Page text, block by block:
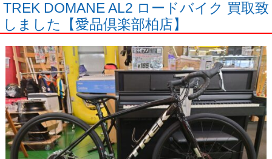
TREK DOMANE AL2 ロードバイク 買取致
しました【愛品倶楽部柏店】